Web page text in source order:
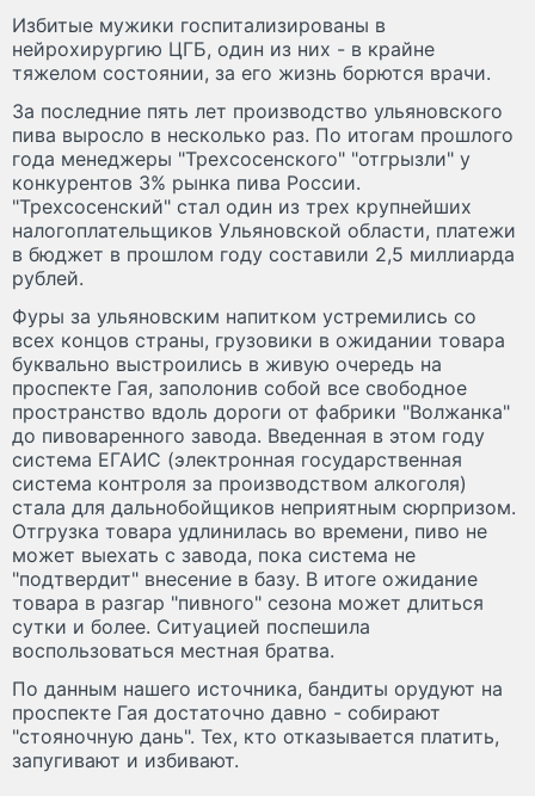
Избитые мужики госпитализированы в
нейрохирургию ЦГБ, один из них - в крайне
тяжелом состоянии, за его жизнь борются врачи.
За последние пять лет производство ульяновского
пива выросло в несколько раз. По итогам прошлого
года менеджеры "Трехсосенского" "отгрызли" у
конкурентов 3% рынка пива России.
"Трехсосенский" стал один из трех крупнейших
налогоплательщиков Ульяновской области, платежи
в бюджет в прошлом году составили 2,5 миллиарда
рублей.
Фуры за ульяновским напитком устремились со
всех концов страны, грузовики в ожидании товара
буквально выстроились в живую очередь на
проспекте Гая, заполонив собой все свободное
пространство вдоль дороги от фабрики "Волжанка"
до пивоваренного завода. Введенная в этом году
система ЕГАИС (электронная государственная
система контроля за производством алкоголя)
стала для дальнобойщиков неприятным сюрпризом.
Отгрузка товара удлинилась во времени, пиво не
может выехать с завода, пока система не
"подтвердит" внесение в базу. В итоге ожидание
товара в разгар "пивного" сезона может длиться
сутки и более. Ситуацией поспешила
воспользоваться местная братва.
По данным нашего источника, бандиты орудуют на
проспекте Гая достаточно давно - собирают
"стояночную дань". Тех, кто отказывается платить,
запугивают и избивают.